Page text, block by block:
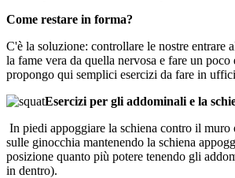
Come restare in forma?
C'è la soluzione: controllare le nostre entrare
la fame vera da quella nervosa e fare un
propongo qui semplici esercizi da fare in
Esercizi per gli addominali e la
In piedi appoggiare la schiena contro il muro
sulle ginocchia mantenendo la schiena
posizione quanto più potere tenendo gli
in dentro).